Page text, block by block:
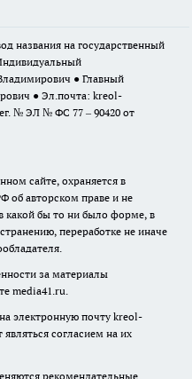
названия на государственный
● Главный
● Эл.почта: kreol-
№ ЭЛ № ФС 77 – 90420 от
сайте, охраняется в
об авторском праве и не
какой бы то ни было форме, в
переработке не иначе
за материалы
media41.ru.
электронную почту kreol-
являться согласием на их
рекомендательные